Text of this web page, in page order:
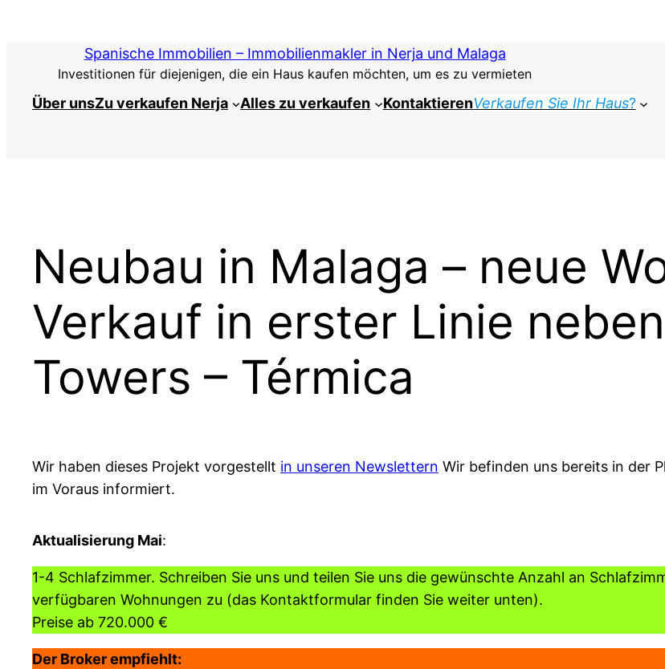
Spanische Immobilien – Immobilienmakler in Nerja und Malaga
Investitionen für diejenigen, die ein Haus kaufen möchten, um es zu vermieten
Über unsZu verkaufen Nerja Alles zu verkaufen KontaktierenVerkaufen Sie Ihr Haus?
Neubau in Malaga – neue
Verkauf in erster Linie
Towers – Térmica
Wir haben dieses Projekt vorgestellt in unseren Newslettern Wir befinden uns bereits in der
im Voraus informiert.
Aktualisierung Mai:
1-4 Schlafzimmer. Schreiben Sie uns und teilen Sie uns die gewünschte Anzahl an
verfügbaren Wohnungen zu (das Kontaktformular finden Sie weiter unten).
Preise ab 720.000 €
Der Broker empfiehlt: